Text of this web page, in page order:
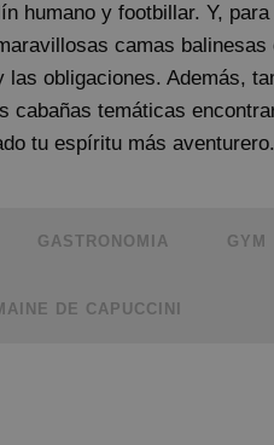
humano y footbillar. Y,
camas balinesas
obligaciones. Además,
cabañas temáticas
tu espíritu más aventurero.
GASTRONOMIA GYM
DE CAPUCCINI